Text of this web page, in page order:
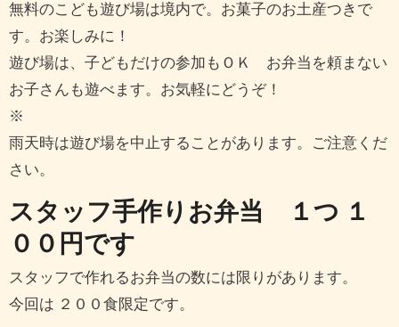
無料のこども遊び場は境内で。お菓子のお土産つきで
す。お楽しみに！
遊び場は、子どもだけの参加もＯＫ お弁当を頼まない
お子さんも遊べます。お気軽にどうぞ！
※
雨天時は遊び場を中止することがあります。ご注意くだ
さい。
スタッフ手作りお弁当 １つ １
００円です
スタッフで作れるお弁当の数には限りがあります。
今回は ２００食限定です。